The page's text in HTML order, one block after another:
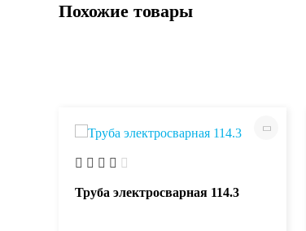
Похожие товары
Труба электросварная 114.3